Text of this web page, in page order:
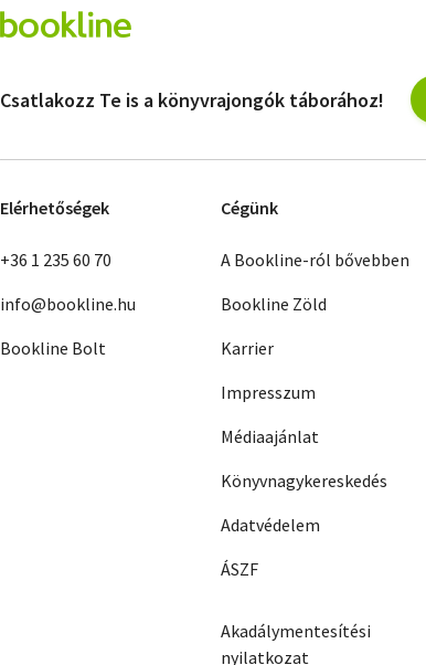
Csatlakozz Te is a könyvrajongók táborához!
Elérhetőségek
+36 1 235 60 70
info@bookline.hu
Bookline Bolt
Cégünk
A Bookline-ról bővebben
Bookline Zöld
Karrier
Impresszum
Médiaajánlat
Könyvnagykereskedés
Adatvédelem
ÁSZF
Akadálymentesítési
nyilatkozat